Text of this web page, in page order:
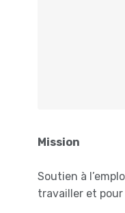
Mission
Soutien à
travailler et